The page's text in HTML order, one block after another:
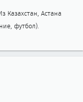
Казахстан, Астана
футбол).